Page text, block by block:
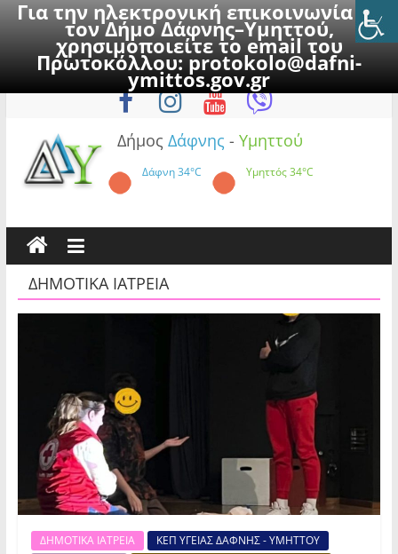
Για την ηλεκτρονική επικοινωνία με
τον Δήμο Δάφνης–Υμηττού,
χρησιμοποιείτε το email του
Πρωτοκόλλου:protokolo@dafni-
ymittos.gov.gr
to
Παρασκευή, 7 Αυγούστου 2026
Δήμος Δάφνης - Υμηττού
Δάφνη34°C Υμηττός34°C
ΔΗΜΟΤΙΚΑ ΙΑΤΡΕΙΑ
ΔΗΜΟΤΙΚΑ ΙΑΤΡΕΙΑ
ΚΕΠ ΥΓΕΙΑΣ ΔΑΦΝΗΣ - ΥΜΗΤΤΟΥ